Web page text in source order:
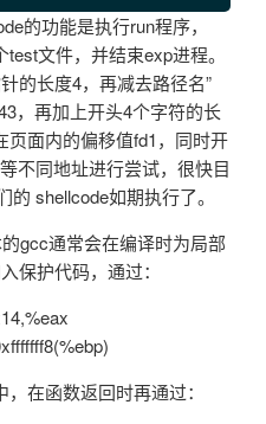
的功能是执行run程序，
文件，并结束exp进程。
的长度4，再减去路径名”
，再加上开头4个字符的长
页面内的偏移值fd1，同时开
不同地址进行尝试，很快目
shellcode如期执行了。
gcc通常会在编译时为局部
保护代码，通过：
在函数返回时再通过：